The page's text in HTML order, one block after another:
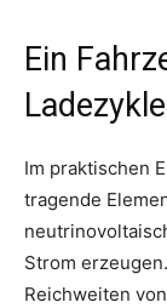
Ein
Im praktischen
tragende
Strom
Reichweiten